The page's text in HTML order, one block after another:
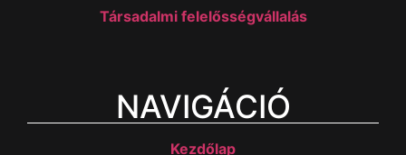
Társadalmi felelősségvállalás
NAVIGÁCIÓ
Kezdőlap